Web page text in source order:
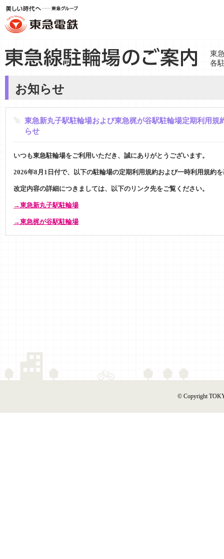
東
各
お知らせ
東急新丸子駅駐輪場および東急梶が谷駅駐輪場定期利用規
らせ
いつも東急駐輪場をご利用いただき、誠にありがとうございます。
2026年8月1日付で、以下の駐輪場の定期利用規約および一時利用規約
改定内容の詳細につきましては、以下のリンク先をご覧ください。
→東急新丸子駅駐輪場
→東急梶が谷駅駐輪場
© Copyright